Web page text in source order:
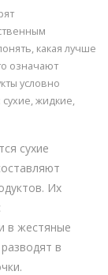
какая лучше
означают
условно
жидкие,
сухие
Их
в жестяные
в